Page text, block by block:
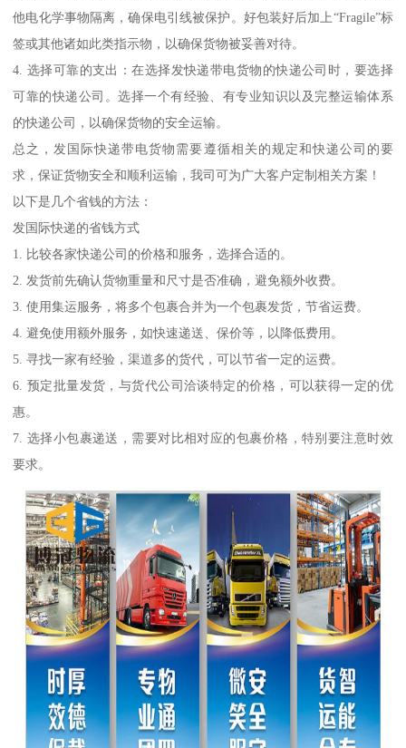
他电化学事物隔离，确保电引线被保护。好包装好后加上“Fragile”标
签或其他诸如此类指示物，以确保货物被妥善对待。
4. 选择可靠的支出：在选择发快递带电货物的快递公司时，要选择
可靠的快递公司。选择一个有经验、有专业知识以及完整运输体系
的快递公司，以确保货物的安全运输。
总之，发国际快递带电货物需要遵循相关的规定和快递公司的要
求，保证货物安全和顺利运输，我司可为广大客户定制相关方案！
以下是几个省钱的方法：
发国际快递的省钱方式
1. 比较各家快递公司的价格和服务，选择合适的。
2. 发货前先确认货物重量和尺寸是否准确，避免额外收费。
3. 使用集运服务，将多个包裹合并为一个包裹发货，节省运费。
4. 避免使用额外服务，如快速递送、保价等，以降低费用。
5. 寻找一家有经验，渠道多的货代，可以节省一定的运费。
6. 预定批量发货，与货代公司洽谈特定的价格，可以获得一定的优
惠。
7. 选择小包裹递送，需要对比相对应的包裹价格，特别要注意时效
要求。